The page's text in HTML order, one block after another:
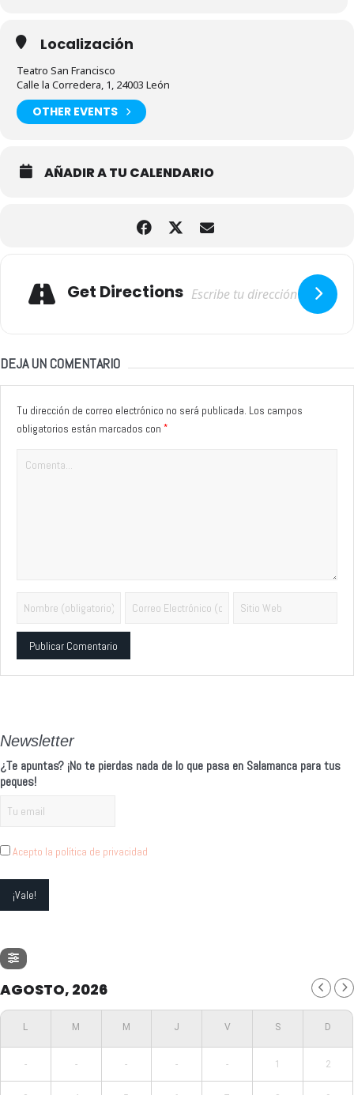
Localización
Teatro San Francisco
Calle la Corredera, 1, 24003 León
OTHER EVENTS
AÑADIR A TU CALENDARIO
Get Directions
DEJA UN COMENTARIO
Tu dirección de correo electrónico no será publicada. Los campos
obligatorios están marcados con *
Newsletter
¿Te apuntas? ¡No te pierdas nada de lo que pasa en Salamanca para tus
peques!
Acepto la política de privacidad
AGOSTO, 2026
- - - - - 1 2